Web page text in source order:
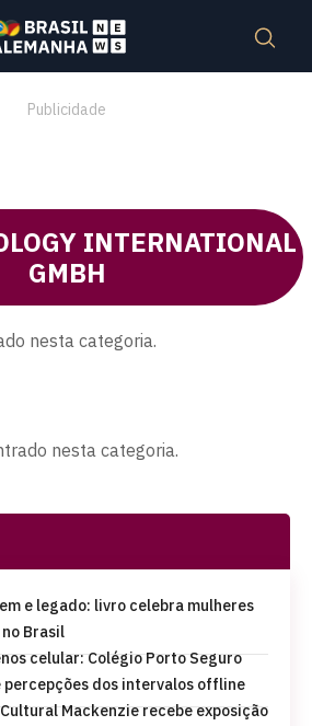
Publicidade
INTERNATIONAL
GMBH
nesta categoria.
nesta categoria.
e legado: livro celebra mulheres
Brasil
celular: Colégio Porto Seguro
percepções dos intervalos offline
Mackenzie recebe exposição